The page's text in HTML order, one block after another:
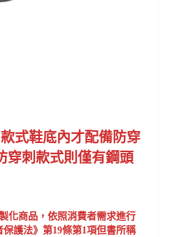
式鞋底內才配備防穿
穿刺款式則僅有鋼頭
化商品，依照消費者需求進行
護法》第19條第1項但書所稱